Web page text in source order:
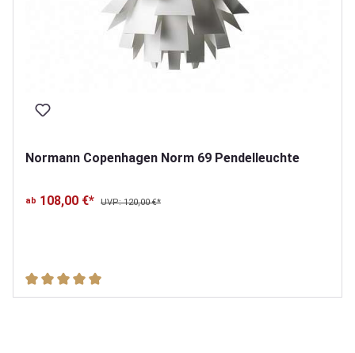
Normann Copenhagen Norm 69 Pendelleuchte
ab 108,00 €* UVP: 120,00 €*
Durchschnittliche Bewertung von 5 von 5 Sternen